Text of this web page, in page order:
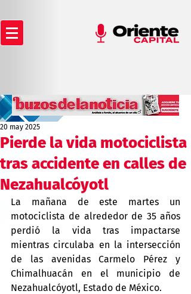
Pierde la vida motociclista
tras accidente en calles de
Nezahualcóyotl
20 may 2025
La mañana de este martes un
motociclista de alrededor de 35 años
perdió la vida tras impactarse
mientras circulaba en la intersección
de las avenidas Carmelo Pérez y
Chimalhuacán en el municipio de
Nezahualcóyotl, Estado de México.